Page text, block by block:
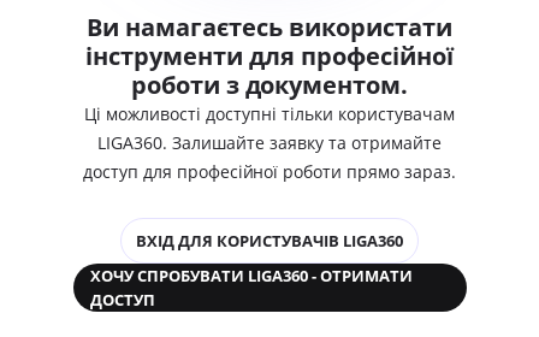
Ви намагаєтесь використати
інструменти для професійної
роботи з документом.
Ці можливості доступні тільки користувачам
LIGA360. Залишайте заявку та отримайте
доступ для професійної роботи прямо зараз.
ВХІД ДЛЯ КОРИСТУВАЧІВ LIGA360
ХОЧУ СПРОБУВАТИ LIGA360 - ОТРИМАТИ
ДОСТУП